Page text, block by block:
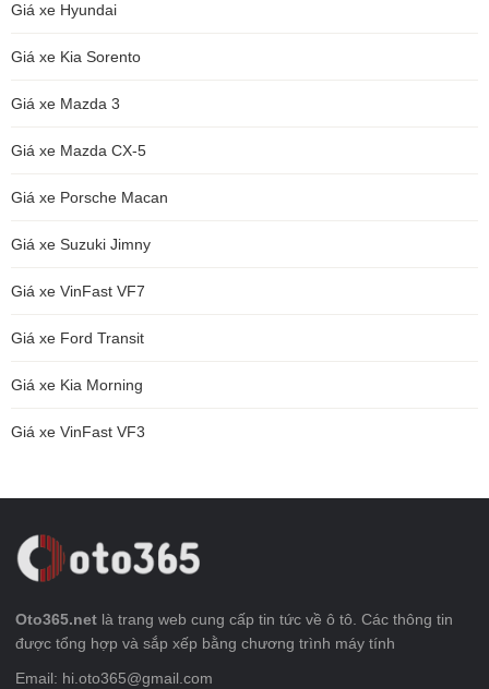
Giá xe Hyundai
Giá xe Kia Sorento
Giá xe Mazda 3
Giá xe Mazda CX-5
Giá xe Porsche Macan
Giá xe Suzuki Jimny
Giá xe VinFast VF7
Giá xe Ford Transit
Giá xe Kia Morning
Giá xe VinFast VF3
Oto365.net là trang web cung cấp tin tức về ô tô. Các thông tin
được tổng hợp và sắp xếp bằng chương trình máy tính
Email: hi.oto365@gmail.com